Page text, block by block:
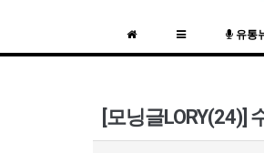
유통
[모닝글LORY(24)]